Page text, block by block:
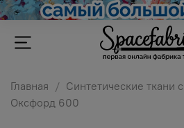
Главная
Синтетические ткани
Оксфорд 600